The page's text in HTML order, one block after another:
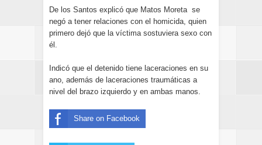
De los Santos explicó que Matos Moreta se
negó a tener relaciones con el homicida, quien
primero dejó que la víctima sostuviera sexo con
él.
Indicó que el detenido tiene laceraciones en su
ano, además de laceraciones traumáticas a
nivel del brazo izquierdo y en ambas manos.
Share on Facebook